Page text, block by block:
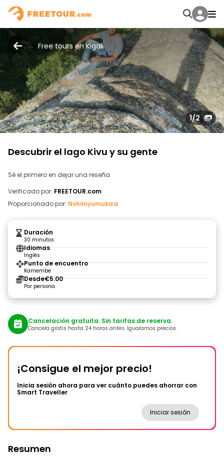
Free tours en Kigali
1/2
Descubrir el lago Kivu y su gente
Sé el primero en dejar una reseña
Verificado por: FREETOUR.com
Proporcionado por: Nshimyumukiza
Duración
30 minutos
Idiomas
Inglés
Punto de encuentro
Kamembe
Desde€5.00
Por persona
Cancelación gratuita. Sin tarifas de reserva.
Cancela gratis hasta 24 horas antes. Igualamos precios.
¡Consigue el mejor precio!
Inicia sesión ahora para ver cuánto puedes ahorrar con
Smart Traveller
Iniciar sesión
Resumen